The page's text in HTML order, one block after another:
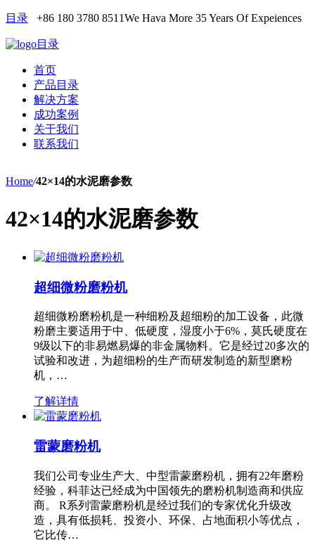
目录 +86 180 3780 8511We Hava More 35 Years Of Expeiences
目录
首页
产品目录
解决方案
成功案例
关于我们
联系我们
Home/42×14的水泥磨参数
42×14的水泥磨参数
超细微粉磨粉机
超细微粉磨粉机是一种细粉及超细粉的加工设备，此微
粉磨主要适用于中、低硬度，湿度小于6%，莫氏硬度在
9级以下的非易燃易爆的非金属物料。它是经过20多次的
试验和改进，为超细粉的生产而研发制造的新型磨粉
机，…
了解详情
雷蒙磨粉机
我们公司专业生产大、中型雷蒙磨粉机，拥有22年磨粉
经验，科菲达已经成为中国领先的磨粉机制造商和供应
商。 R系列雷蒙磨粉机是经过我们的专家优化升级改
造，具有低损耗、投资小、环保、占地面积小等优点，
它比传…